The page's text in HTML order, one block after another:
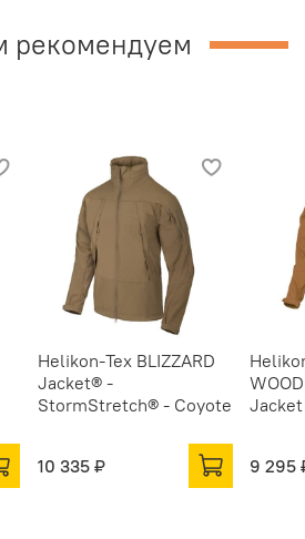
рекомендуем
Helikon-Tex BLIZZARD
Jacket® -
StormStretch® - Coyote
10 335 ₽ 9 295